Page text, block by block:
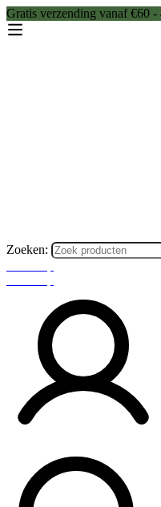
Gratis verzending vanaf €60
Zoeken: